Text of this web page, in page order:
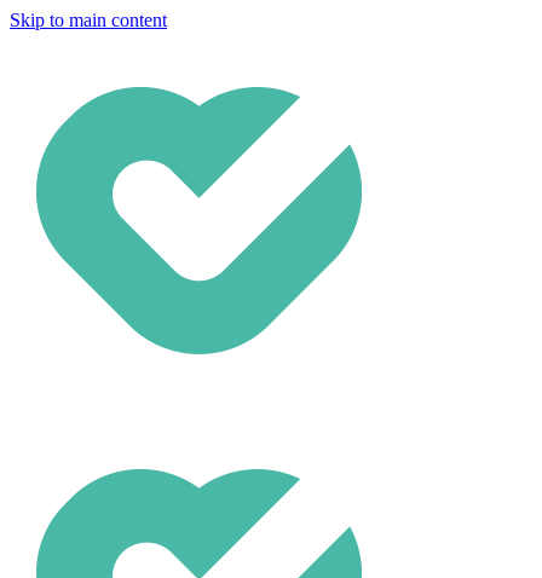
Skip to main content